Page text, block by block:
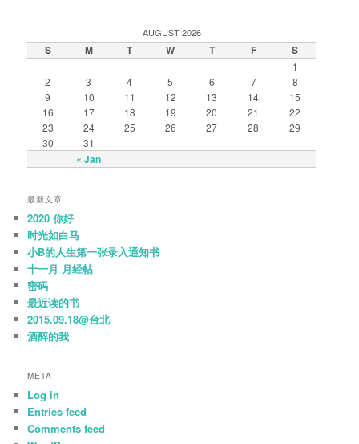
AUGUST 2026
S M T W T F S
« Jan
1
2
3 4 5 6 7
8
9
10 11 12 13 14
15
16
17 18 19 20 21
22
23
24 25 26 27 28
29
30
31
最新文章
2020 你好
时光如白马
小B的人生第一张录入通知书
十一月 月经帖
密码
最近读的书
2015.09.18@台北
酒醉的我
META
Log in
Entries feed
Comments feed